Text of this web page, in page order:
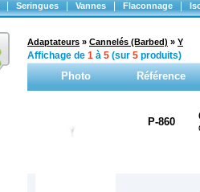
Seringues Vannes Flaconnage
Adaptateurs » Cannelés (Barbed) » Y
Affichage de 1 à 5 (sur 5 produits)
Photo Référence
P-860